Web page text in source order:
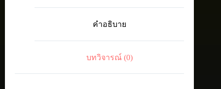
คำอธิบาย
บทวิจารณ์ (0)